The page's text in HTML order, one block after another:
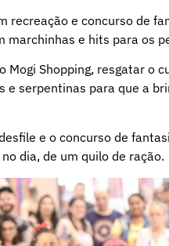
recreação e concurso de
marchinhas e hits para os
Shopping, resgatar o
serpentinas para que a
e o concurso de
dia, de um quilo de ração.